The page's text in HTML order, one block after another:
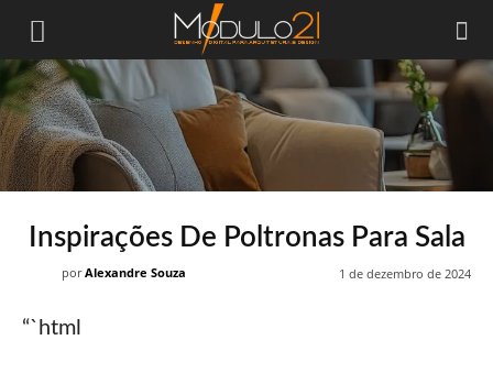
Módulo21
Inspirações De Poltronas Para Sala
1 de dezembro de 2024
por Alexandre Souza
“`html